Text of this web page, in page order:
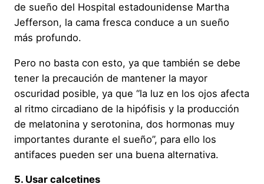
de sueño del Hospital estadounidense Martha
Jefferson, la cama fresca conduce a un sueño
más profundo.
Pero no basta con esto, ya que también se debe
tener la precaución de mantener la mayor
oscuridad posible, ya que “la luz en los ojos afecta
al ritmo circadiano de la hipófisis y la producción
de melatonina y serotonina, dos hormonas muy
importantes durante el sueño”, para ello los
antifaces pueden ser una buena alternativa.
5. Usar calcetines